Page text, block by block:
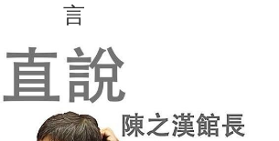
言